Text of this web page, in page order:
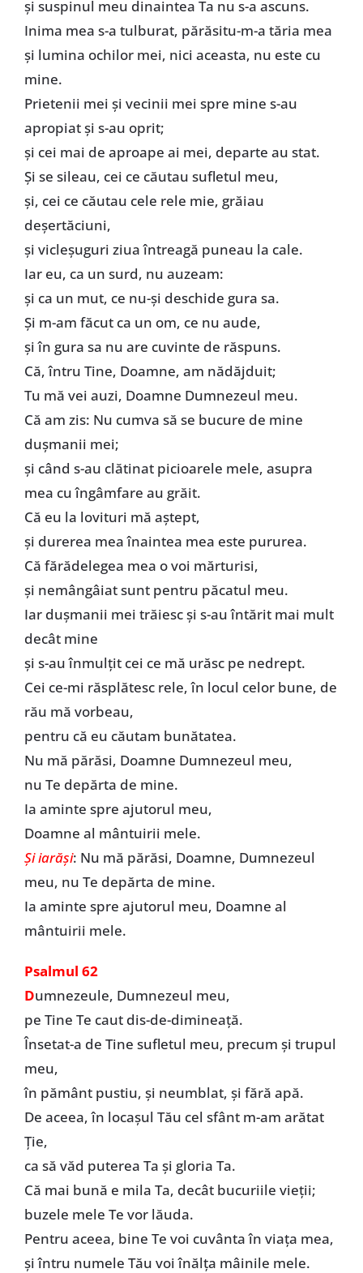
şi suspinul meu dinaintea Ta nu s-a ascuns.
Inima mea s-a tulburat, părăsitu-m-a tăria mea
şi lumina ochilor mei, nici aceasta, nu este cu
mine.
Prietenii mei şi vecinii mei spre mine s-au
apropiat şi s-au oprit;
şi cei mai de aproape ai mei, departe au stat.
Şi se sileau, cei ce căutau sufletul meu,
şi, cei ce căutau cele rele mie, grăiau
deşertăciuni,
şi vicleşuguri ziua întreagă puneau la cale.
Iar eu, ca un surd, nu auzeam:
şi ca un mut, ce nu-şi deschide gura sa.
Şi m-am făcut ca un om, ce nu aude,
şi în gura sa nu are cuvinte de răspuns.
Că, întru Tine, Doamne, am nădăjduit;
Tu mă vei auzi, Doamne Dumnezeul meu.
Că am zis: Nu cumva să se bucure de mine
duşmanii mei;
şi când s-au clătinat picioarele mele, asupra
mea cu îngâmfare au grăit.
Că eu la lovituri mă aştept,
şi durerea mea înaintea mea este pururea.
Că fărădelegea mea o voi mărturisi,
şi nemângâiat sunt pentru păcatul meu.
Iar duşmanii mei trăiesc şi s-au întărit mai mult
decât mine
şi s-au înmulţit cei ce mă urăsc pe nedrept.
Cei ce-mi răsplătesc rele, în locul celor bune, de
rău mă vorbeau,
pentru că eu căutam bunătatea.
Nu mă părăsi, Doamne Dumnezeul meu,
nu Te depărta de mine.
Ia aminte spre ajutorul meu,
Doamne al mântuirii mele.
Şi iarăşi: Nu mă părăsi, Doamne, Dumnezeul
meu, nu Te depărta de mine.
Ia aminte spre ajutorul meu, Doamne al
mântuirii mele.
Psalmul 62
Dumnezeule, Dumnezeul meu,
pe Tine Te caut dis-de-dimineață.
Însetat-a de Tine sufletul meu, precum şi trupul
meu,
în pământ pustiu, şi neumblat, şi fără apă.
De aceea, în locașul Tău cel sfânt m-am arătat
Ție,
ca să văd puterea Ta şi gloria Ta.
Că mai bună e mila Ta, decât bucuriile vieţii;
buzele mele Te vor lăuda.
Pentru aceea, bine Te voi cuvânta în viaţa mea,
şi întru numele Tău voi înălţa mâinile mele.